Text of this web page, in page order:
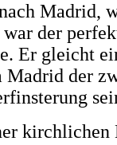
Madrid,
der
Er gleicht
der